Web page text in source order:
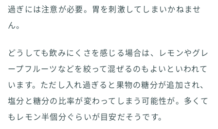
過ぎには注意が必要。胃を刺激してしまいかねませ
ん。
どうしても飲みにくさを感じる場合は、レモンやグレ
ープフルーツなどを絞って混ぜるのもよいといわれて
います。ただし入れ過ぎると果物の糖分が追加され、
塩分と糖分の比率が変わってしまう可能性が。多くて
もレモン半個分ぐらいが目安だそうです。